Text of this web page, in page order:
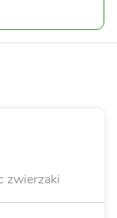
zwierzaki